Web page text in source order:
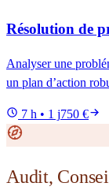
Résolution de
Analyser une
un plan d’action
7 h • 1 j750 €
Audit,